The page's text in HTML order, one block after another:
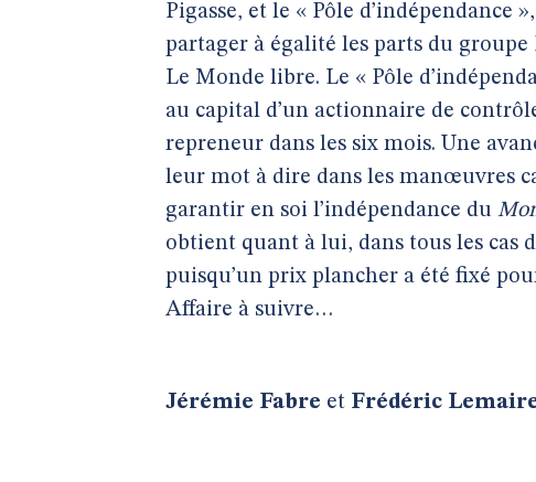
Pigasse, et le « Pôle
partager à égalité les parts du
Le Monde libre. Le « Pôle
au capital d’un actionnaire de
repreneur dans les six mois. Une
leur mot à dire dans les manœuvres
garantir en soi l’indépendance du
obtient quant à lui, dans tous les cas
puisqu’un prix plancher a été fixé
Affaire à suivre…
Jérémie Fabre et Frédéric